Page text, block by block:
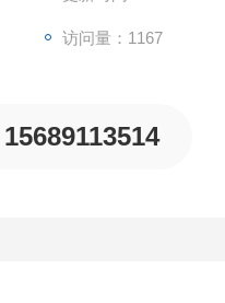
访问量：1167
15689113514